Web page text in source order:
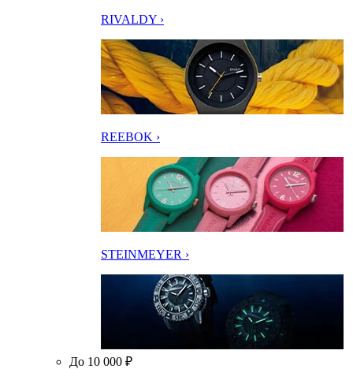
RIVALDY ›
REEBOK ›
STEINMEYER ›
До 10 000 ₽